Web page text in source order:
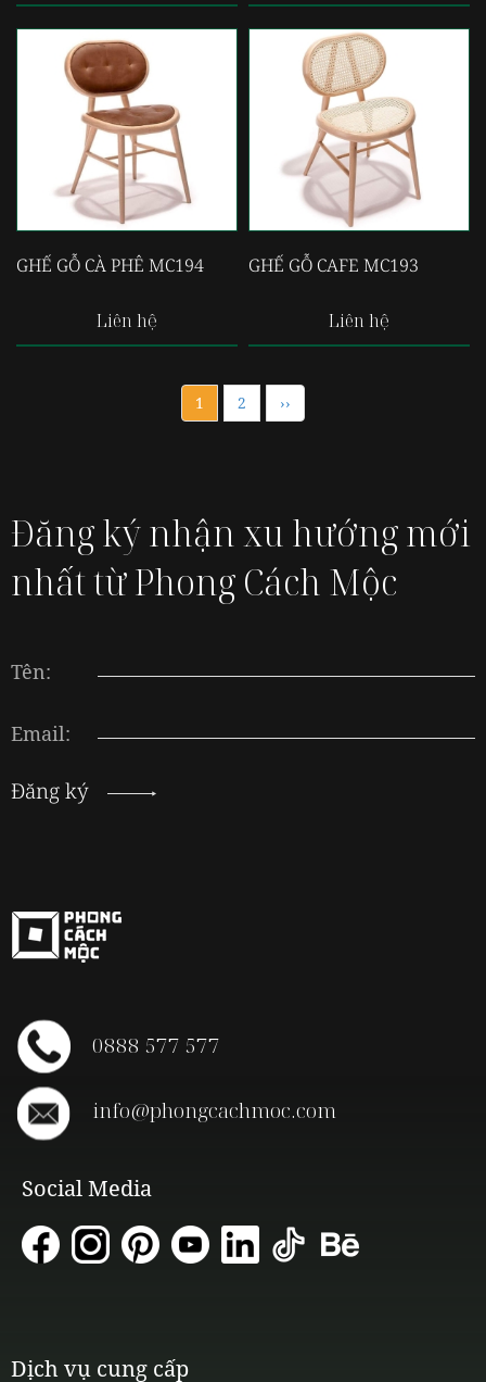
GHẾ GỖ CÀ PHÊ MC194
Liên hệ
GHẾ GỖ CAFE MC193
Liên hệ
1 2 ››
Đăng ký nhận xu hướng mới
nhất từ Phong Cách Mộc
Tên:
Email:
Đăng ký
0888 577 577
info@phongcachmoc.com
Social Media
Dịch vụ cung cấp